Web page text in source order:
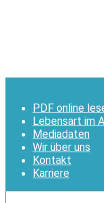
PDF online
Lebensart im
Mediadaten
Wir über uns
Kontakt
Karriere